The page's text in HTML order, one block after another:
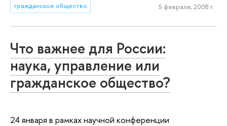
гражданское общество 5 февраля, 2008 г.
Что важнее для России:
наука, управление или
гражданское общество?
24 января в рамках научной конференции